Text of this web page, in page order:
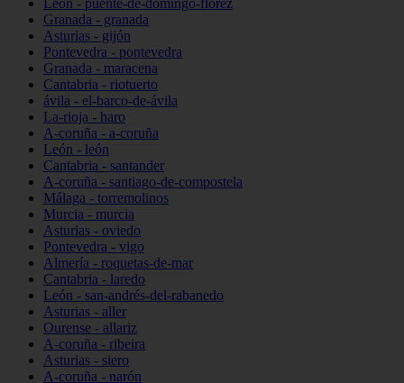
León - puente-de-domingo-flórez
Granada - granada
Asturias - gijón
Pontevedra - pontevedra
Granada - maracena
Cantabria - riotuerto
ávila - el-barco-de-ávila
La-rioja - haro
A-coruña - a-coruña
León - león
Cantabria - santander
A-coruña - santiago-de-compostela
Málaga - torremolinos
Murcia - murcia
Asturias - oviedo
Pontevedra - vigo
Almería - roquetas-de-mar
Cantabria - laredo
León - san-andrés-del-rabanedo
Asturias - aller
Ourense - allariz
A-coruña - ribeira
Asturias - siero
A-coruña - narón